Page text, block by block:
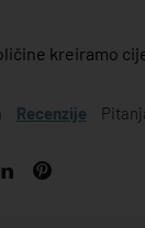
kreiramo
Recenzije